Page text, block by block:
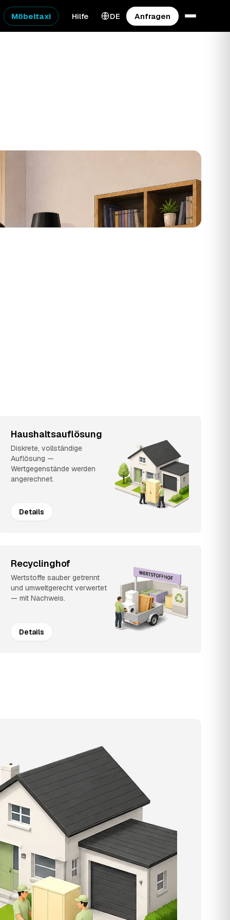
Möbeltaxi Hilfe DE Anfragen
Haushaltsauflösung
Diskrete, vollständige
Auflösung —
Wertgegenstände werden
angerechnet.
Details
Recyclinghof
Wertstoffe sauber getrennt
und umweltgerecht verwertet
— mit Nachweis.
Details